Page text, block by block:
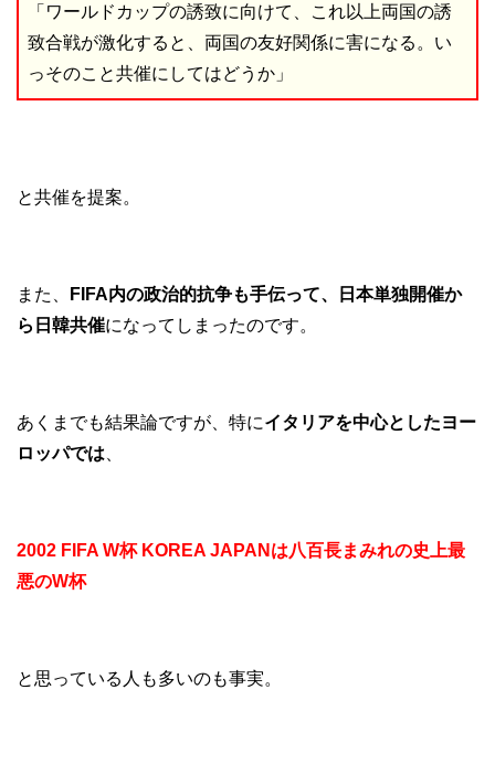
「ワールドカップの誘致に向けて、これ以上両国の誘
致合戦が激化すると、両国の友好関係に害になる。い
っそのこと共催にしてはどうか」
と共催を提案。
また、
FIFA内の政治的抗争も手伝って、日本単独開催か
ら日韓共催になってしまったのです。
あくまでも結果論ですが、特にイタリアを中心としたヨー
ロッパでは
2002 FIFA W杯 KOREA JAPANは八百長まみれの史上最
悪のW杯
と思っている人も多いのも事実。